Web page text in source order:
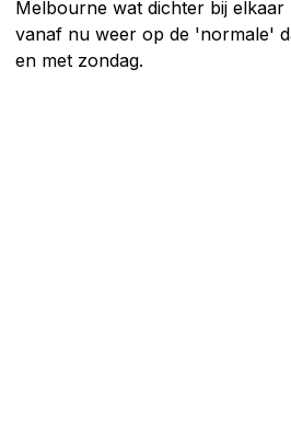
Melbourne wat dichter bij elkaar
vanaf nu weer op de 'normale'
en met zondag.